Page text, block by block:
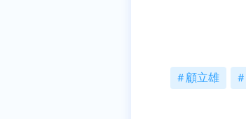
顧立雄